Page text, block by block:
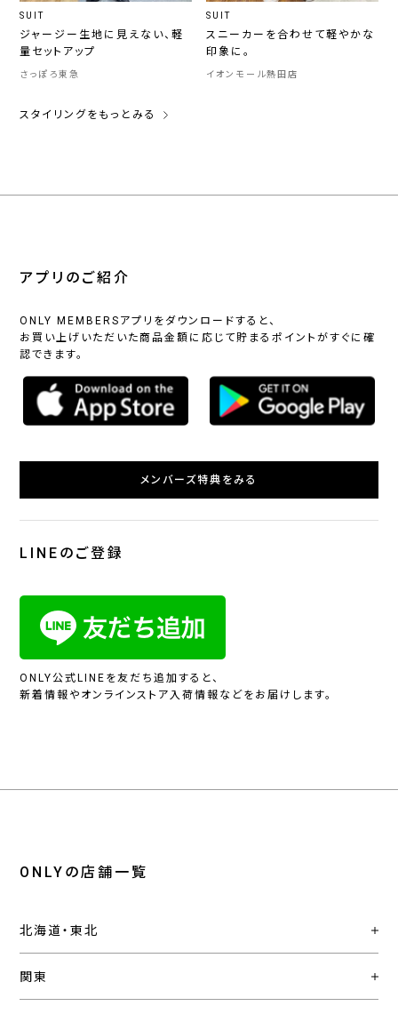
SUIT
ジャージー生地に見えない、軽
量セットアップ
さっぽろ東急
SUIT
スニーカーを合わせて軽やかな
印象に。
イオンモール熱田店
スタイリングをもっとみる
アプリのご紹介
ONLY MEMBERSアプリをダウンロードすると、
お買い上げいただいた商品金額に応じて貯まるポイントがすぐに確
認できます。
メンバーズ特典をみる
LINEのご登録
ONLY公式LINEを友だち追加すると、
新着情報やオンラインストア入荷情報などをお届けします。
ONLYの店舗一覧
北海道・東北
関東